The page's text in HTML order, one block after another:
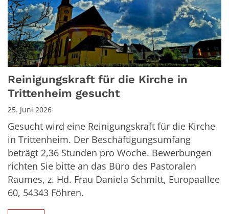
Reinigungskraft für die Kirche in
Trittenheim gesucht
25. Juni 2026
Gesucht wird eine Reinigungskraft für die Kirche
in Trittenheim. Der Beschäftigungsumfang
beträgt 2,36 Stunden pro Woche. Bewerbungen
richten Sie bitte an das Büro des Pastoralen
Raumes, z. Hd. Frau Daniela Schmitt, Europaallee
60, 54343 Föhren.